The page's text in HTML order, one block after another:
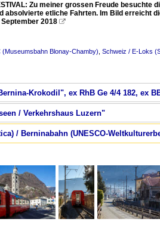
Zu meiner grossen Freude besuchte
absolvierte etliche Fahrten. Im Bild erreicht
2018 
Blonay-Chamby) Schweiz / E-Loks
Krokodil", ex RhB Ge 4/4 182, ex
/ Verkehrshaus Luzern"
/ Berninabahn (UNESCO-